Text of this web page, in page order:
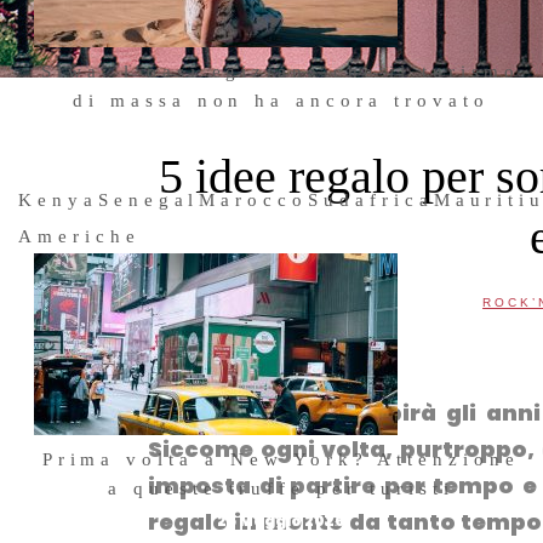
Siwa: l’oasi egiziana che il turismo
di massa non ha ancora trovato
Kenya SenegalMarocco Sudafrica
Americhe
Prima volta a New York? Attenzione
a queste truffe per turisti
25 Maggio 2026
5 idee regalo per
Facebook
Twitter
WhatsApp
Telegram
LinkedIn
Luca fra poco compirà gli
Siccome ogni volta,
imposta di partire per tempo
regalo in mente da tanto